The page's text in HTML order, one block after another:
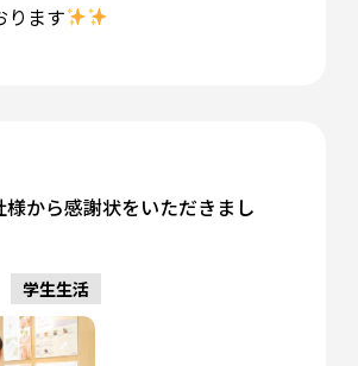
ります
様から感謝状をいただきまし
学生生活